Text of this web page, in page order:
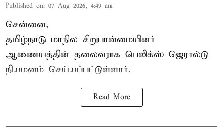
Published on: 07 Aug 2026, 4:49 am
சென்னை,
தமிழ்நாடு மாநில சிறுபான்மையினர்
ஆணையத்தின் தலைவராக பெலிக்ஸ் ஜெரால்டு
நியமனம் செய்யப்பட்டுள்ளார்.
Read More